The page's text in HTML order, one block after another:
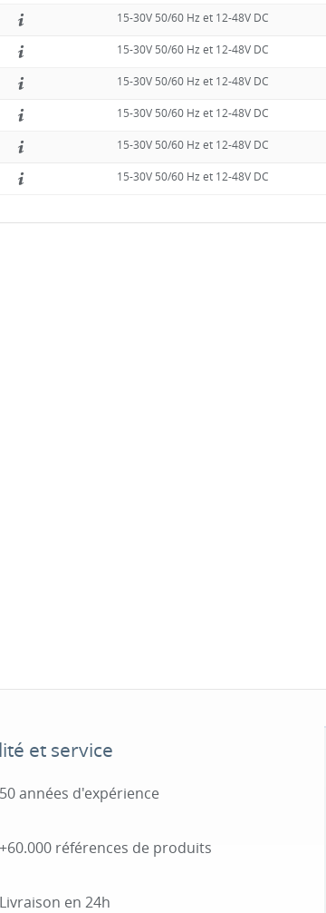
15-30V 50/60 Hz et 12-48V DC
15-30V 50/60 Hz et 12-48V DC
15-30V 50/60 Hz et 12-48V DC
15-30V 50/60 Hz et 12-48V DC
15-30V 50/60 Hz et 12-48V DC
15-30V 50/60 Hz et 12-48V DC
et service
50 années d'expérience
+60.000 références de produits
Livraison en 24h